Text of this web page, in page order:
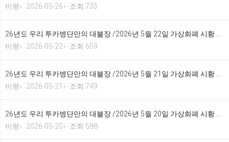
비평
2026-05-26 조회 735
비평
2026-05-22 조회 659
비평
2026-05-21 조회 749
비평
2026-05-20 조회 588